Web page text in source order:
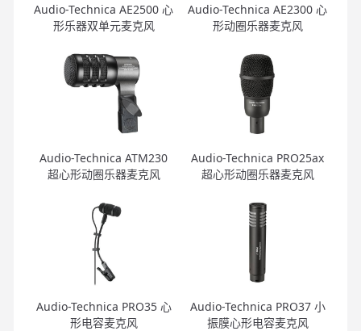
Audio-Technica AE2500 心
形乐器双单元麦克风
Audio-Technica AE2300 心
形动圈乐器麦克风
Audio-Technica ATM230
超心形动圈乐器麦克风
Audio-Technica PRO25ax
超心形动圈乐器麦克风
Audio-Technica PRO35 心
形电容麦克风
Audio-Technica PRO37 小
振膜心形电容麦克风